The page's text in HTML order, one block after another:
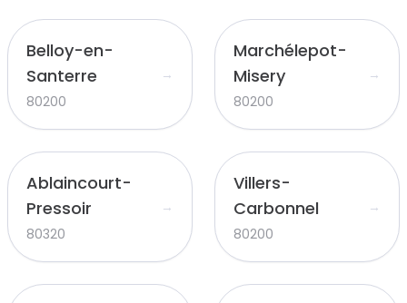
Belloy-en-
Santerre
80200
→
Marchélepot-
Misery
80200
→
Ablaincourt-
Pressoir
80320
→
Villers-
Carbonnel
80200
→